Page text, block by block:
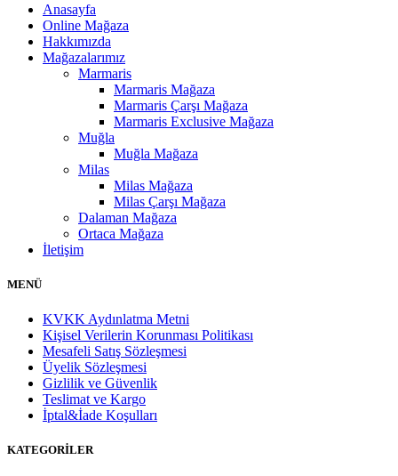
Anasayfa
Online Mağaza
Hakkımızda
Mağazalarımız
Marmaris
Marmaris Mağaza
Marmaris Çarşı Mağaza
Marmaris Exclusive Mağaza
Muğla
Muğla Mağaza
Milas
Milas Mağaza
Milas Çarşı Mağaza
Dalaman Mağaza
Ortaca Mağaza
İletişim
MENÜ
KVKK Aydınlatma Metni
Kişisel Verilerin Korunması Politikası
Mesafeli Satış Sözleşmesi
Üyelik Sözleşmesi
Gizlilik ve Güvenlik
Teslimat ve Kargo
İptal&İade Koşulları
KATEGORİLER